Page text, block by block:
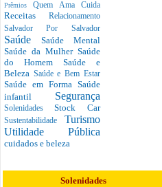
PrêmiosQuem Ama Cuida
Receitas Relacionamento
Salvador Por Salvador
Saúde Saúde Mental
Saúde da Mulher Saúde
do Homem Saúde e
Beleza Saúde e Bem Estar
Saúde em Forma Saúde
infantil Segurança
SolenidadesStock Car
Sustentabilidade Turismo
Utilidade Pública
cuidados e beleza
Solenidades